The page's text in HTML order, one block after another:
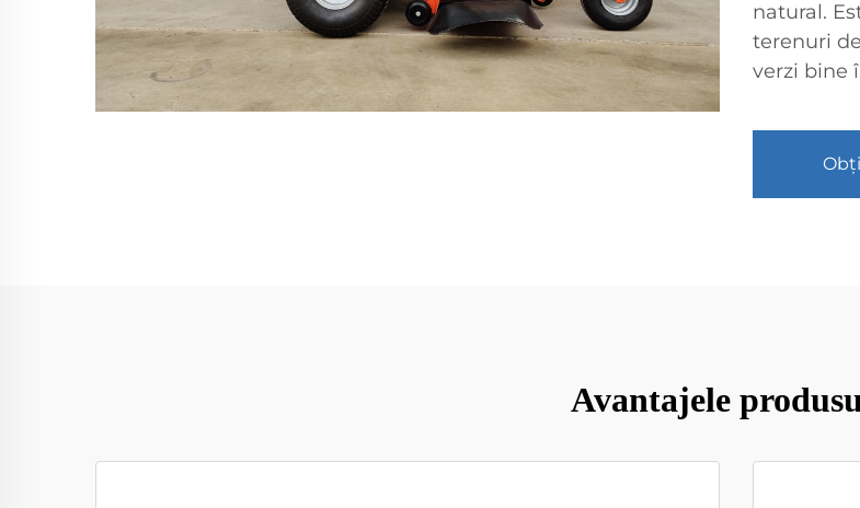
natural.
terenuri
verzi bine
Avantajele